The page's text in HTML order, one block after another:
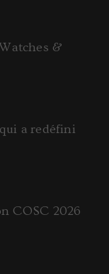
&
a redéfini
COSC 2026